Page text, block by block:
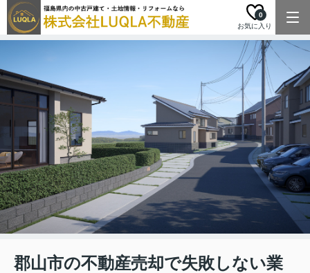
お気に入り
0
郡山市の不動産売却で失敗しない業